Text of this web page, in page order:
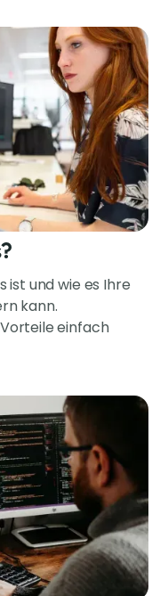
ist und wie es Ihre
kann.
einfach